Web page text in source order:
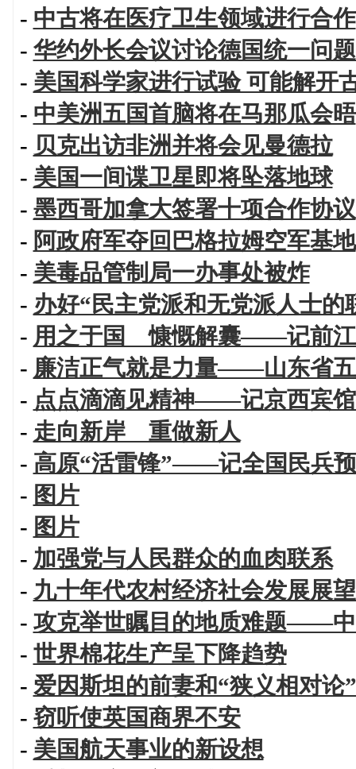
- 中古将在医疗卫生领域进行合作
- 华约外长会议讨论德国统一问
- 美国科学家进行试验 可能解开
- 中美洲五国首脑将在马那瓜会晤
- 贝克出访非洲并将会见曼德拉
- 美国一间谍卫星即将坠落地球
- 墨西哥加拿大签署十项合作协议
- 阿政府军夺回巴格拉姆空军基地
- 美毒品管制局一办事处被炸
- 办好“民主党派和无党派人士的
- 用之于国 慷慨解囊——记前江
- 廉洁正气就是力量——山东省
- 点点滴滴见精神——记京西宾
- 走向新岸 重做新人
- 高原“活雷锋”——记全国民兵
- 图片
- 图片
- 加强党与人民群众的血肉联系
- 九十年代农村经济社会发展展
- 攻克举世瞩目的地质难题——
- 世界棉花生产呈下降趋势
- 爱因斯坦的前妻和“狭义相对论”
- 窃听使英国商界不安
- 美国航天事业的新设想